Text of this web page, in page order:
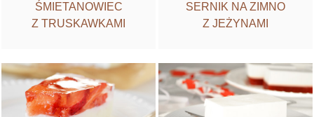
ŚMIETANOWIEC
Z TRUSKAWKAMI
SERNIK NA ZIMNO
Z JEŻYNAMI